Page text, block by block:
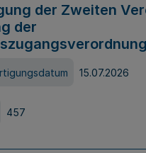
der Zweiten
der
15.07.2026
457